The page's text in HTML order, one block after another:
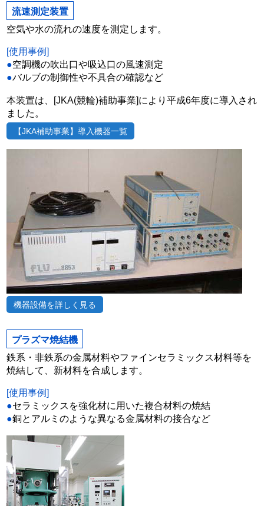
流速測定装置
空気や水の流れの速度を測定します。
[使用事例]
●空調機の吹出口や吸込口の風速測定
●バルブの制御性や不具合の確認など
本装置は、[JKA(競輪)補助事業]により平成6年度に導入され
ました。
【JKA補助事業】導入機器一覧
機器設備を詳しく見る
プラズマ焼結機
鉄系・非鉄系の金属材料やファインセラミックス材料等を
焼結して、新材料を合成します。
[使用事例]
●セラミックスを強化材に用いた複合材料の焼結
●銅とアルミのような異なる金属材料の接合など